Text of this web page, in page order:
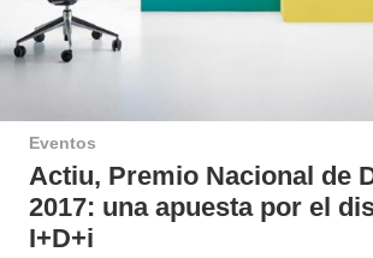
Eventos
Actiu, Premio Nacional de
2017: una apuesta por el
I+D+i